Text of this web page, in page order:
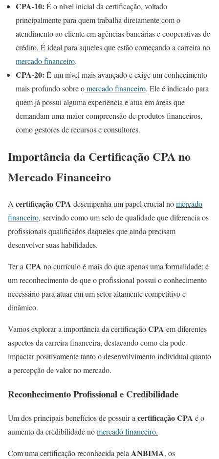
CPA-10: É o nível inicial da certificação, voltado
principalmente para quem trabalha diretamente com o
atendimento ao cliente em agências bancárias e cooperativas de
crédito. É ideal para aqueles que estão começando a carreira no
mercado financeiro.
CPA-20: É um nível mais avançado e exige um conhecimento
mais profundo sobre omercado financeiro. Ele é indicado para
quem já possui alguma experiência e atua em áreas que
demandam uma maior compreensão de produtos financeiros,
como gestores de recursos e consultores.
Importância da Certificação CPA no
Mercado Financeiro
A certificação CPA desempenha um papel crucial nomercado
financeiro, servindo como um selo de qualidade que diferencia os
profissionais qualificados daqueles que ainda precisam
desenvolver suas habilidades.
Ter a CPA no currículo é mais do que apenas uma formalidade; é
um reconhecimento de que o profissional possui o conhecimento
necessário para atuar em um setor altamente competitivo e
dinâmico.
Vamos explorar a importância da certificaçãoCPA em diferentes
aspectos da carreira financeira, destacando como ela pode
impactar positivamente tanto o desenvolvimento individual quanto
a percepção de valor no mercado.
Reconhecimento Profissional e Credibilidade
Um dos principais benefícios de possuir a certificação CPA é o
aumento da credibilidade nomercado financeiro.
Com uma certificação reconhecida pela ANBIMA, os